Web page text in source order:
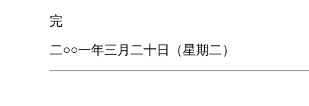
完
二○○一年三月二十日（星期二）